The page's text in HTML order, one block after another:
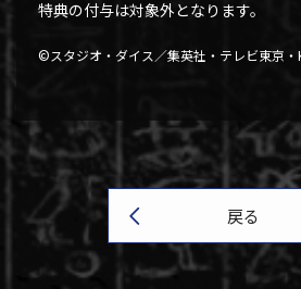
特典の付与は対象外となります。
©スタジオ・ダイス／集英社・テレビ東京・
戻る